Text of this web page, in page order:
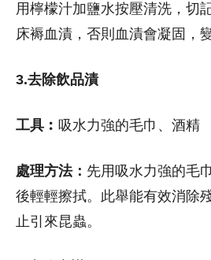
用檸檬汁加鹽水按壓清洗，切
床褥血漬，否則血漬會凝固，
3.去除飲品漬
工具︰ 吸水力強的毛巾、酒精
處理方法： 先用吸水力強的毛
後輕輕擦拭。此舉能有效消除
止引來昆蟲。